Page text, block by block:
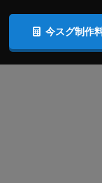
今スグ制作